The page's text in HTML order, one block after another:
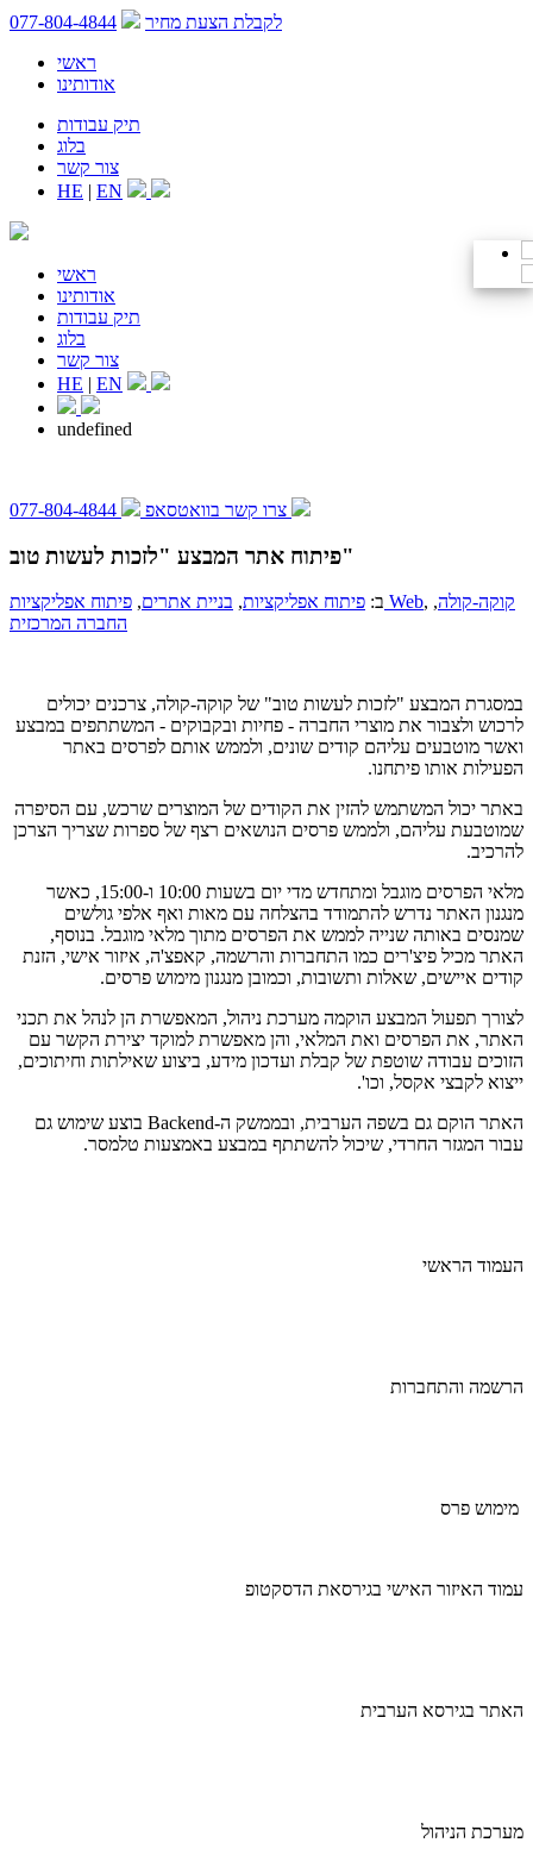
לקבלת הצעת מחיר
077-804-4844
ראשי
אודותינו
תיק עבודות
בלוג
צור קשר
HE | EN
ראשי
אודותינו
תיק עבודות
בלוג
צור קשר
HE | EN
undefined
צרו קשר בוואטסאפ 077-804-4844
פיתוח אתר המבצע "לזכות לעשות טוב"
ב: פיתוח אפליקציות, בניית אתרים, פיתוח אפליקציות Web, קוקה-קולה,
החברה המרכזית
במסגרת המבצע "לזכות לעשות טוב" של קוקה-קולה, צרכנים יכולים
לרכוש ולצבור את מוצרי החברה - פחיות ובקבוקים - המשתתפים במבצע
ואשר מוטבעים עליהם קודים שונים, ולממש אותם לפרסים באתר
הפעילות אותו פיתחנו.
באתר יכול המשתמש להזין את הקודים של המוצרים שרכש, עם הסיפרה
שמוטבעת עליהם, ולממש פרסים הנושאים רצף של ספרות שצריך הצרכן
להרכיב.
מלאי הפרסים מוגבל ומתחדש מדי יום בשעות 10:00 ו-15:00, כאשר
מנגנון האתר נדרש להתמודד בהצלחה עם מאות ואף אלפי גולשים
שמנסים באותה שנייה לממש את הפרסים מתוך מלאי מוגבל. בנוסף,
האתר מכיל פיצ'רים כמו התחברות והרשמה, קאפצ'ה, איזור אישי, הזנת
קודים איישים, שאלות ותשובות, וכמובן מנגנון מימוש פרסים.
לצורך תפעול המבצע הוקמה מערכת ניהול, המאפשרת הן לנהל את תכני
האתר, את הפרסים ואת המלאי, והן מאפשרת למוקד יצירת הקשר עם
הזוכים עבודה שוטפת של קבלת ועדכון מידע, ביצוע שאילתות וחיתוכים,
ייצוא לקבצי אקסל, וכו'.
האתר הוקם גם בשפה הערבית, ובממשק ה-Backend בוצע שימוש גם
עבור המגזר החרדי, שיכול להשתתף במבצע באמצעות טלמסר.
העמוד הראשי
הרשמה והתחברות
מימוש פרס
עמוד האיזור האישי בגירסאת הדסקטופ
האתר בגירסא הערבית
מערכת הניהול